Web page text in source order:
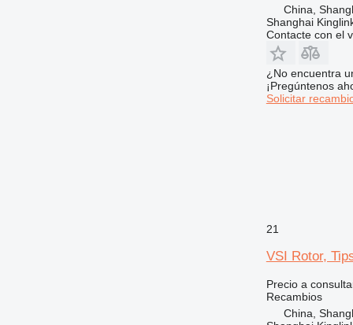
China,
Shanghai
Contacte con el
¿No encuentra
¡Pregúntenos
Solicitar
21
VSI Rotor,
Precio a
Recambios
China,